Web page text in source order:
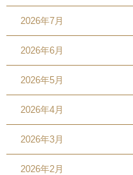
2026年7月
2026年6月
2026年5月
2026年4月
2026年3月
2026年2月